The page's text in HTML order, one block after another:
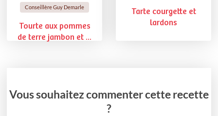
Conseillère Guy Demarle
Tourte aux pommes
de terre jambon et ...
Tarte courgette et
lardons
Vous souhaitez commenter cette recette
?